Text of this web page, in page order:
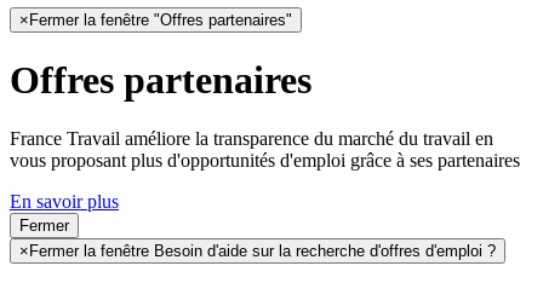
×Fermer la fenêtre "Offres partenaires"
Offres partenaires
France Travail améliore la transparence du marché du travail en
vous proposant plus d'opportunités d'emploi grâce à ses partenaires
En savoir plus
Fermer
× Fermer la fenêtre Besoin d'aide sur la recherche d'offres d'emploi ?